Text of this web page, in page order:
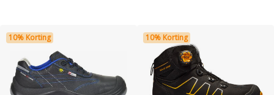
10% Korting 10% Korting